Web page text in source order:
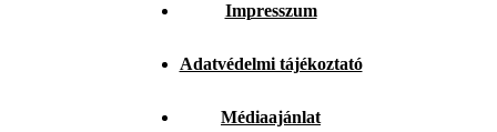
Impresszum
Adatvédelmi tájékoztató
Médiaajánlat